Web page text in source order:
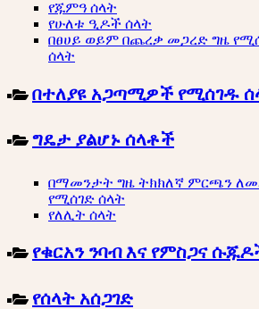
የጁምዓ ሰላት
የሁለቱ ዒዶች ሰላት
በፀሀይ ወይም በጨረቃ መጋረድ ግዜ
ሰላት
በተለያዩ አጋጣሚዎች የሚሰገዱ
ግዴታ ያልሆኑ ሰላቶች
በማመንታት ግዜ ትክክለኛ ምርጫን
የሚሰገድ ሰላት
የለሊት ሰላት
የቁርአን ንባብ እና የምስጋና
የሰላት አሰጋገድ